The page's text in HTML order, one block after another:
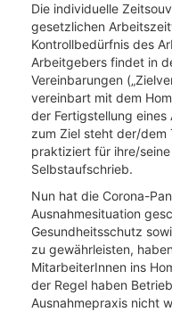
Die individuelle
gesetzlichen
Kontrollbedürfnis des
Arbeitgebers findet in
Vereinbarungen
vereinbart mit dem
der Fertigstellung eines
zum Ziel steht der/
praktiziert für ihre/
Selbstaufschrieb.
Nun hat die Corona-
Ausnahmesituation
Gesundheitsschutz
zu gewährleisten,
MitarbeiterInnen ins
der Regel haben
Ausnahmepraxis nicht